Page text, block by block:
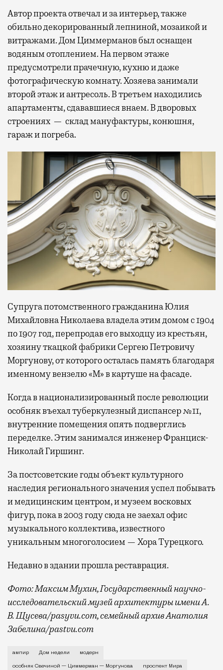
Автор проекта отвечал и за интерьер, также
обильно декорированный лепниной, мозаикой и
витражами. Дом Циммерманов был оснащен
водяным отоплением. На первом этаже
предусмотрели прачечную, кухню и даже
фотографическую комнату. Хозяева занимали
второй этаж и антресоль. В третьем находились
апартаменты, сдававшиеся внаем. В дворовых
строениях — склад мануфактуры, конюшня,
гараж и погреба.
Супруга потомственного гражданина Юлия
Михайловна Николаева владела этим домом с 1904
по 1907 год, перепродав его выходцу из крестьян,
хозяину ткацкой фабрики Сергею Петровичу
Моргунову, от которого осталась память благодаря
именному вензелю «М» в картуше на фасаде.
Когда в национализированный после революции
особняк въехал туберкулезный диспансер №11,
внутренние помещения опять подверглись
переделке. Этим занимался инженер Франциск-
Николай Гиршинг.
За постсоветские годы объект культурного
наследия регионального значения успел побывать
и медицинским центром, и музеем восковых
фигур, пока в 2003 году сюда не заехал офис
музыкального коллектива, известного
уникальным многоголосием — Хора Турецкого.
Недавно в здании прошла реставрация.
Фото: Максим Мухин, Государственный научно-
исследовательский музей архитектуры имени А.
В. Щусева/pasyvu.com, семейный архив Анатолия
Забелина/pastvu.com
История каменного строения в Мещанской
ампир Дом недели модерн
особняк Свечиной — Циммерман — Моргунова проспект Мира